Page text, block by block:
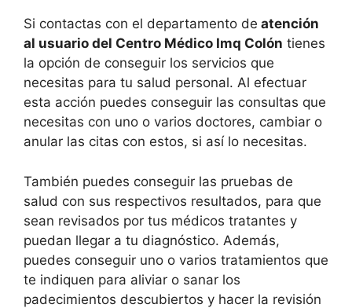
Si contactas con el departamento de atención
al usuario del Centro Médico Imq Colón tienes
la opción de conseguir los servicios que
necesitas para tu salud personal. Al efectuar
esta acción puedes conseguir las consultas que
necesitas con uno o varios doctores, cambiar o
anular las citas con estos, si así lo necesitas.
También puedes conseguir las pruebas de
salud con sus respectivos resultados, para que
sean revisados por tus médicos tratantes y
puedan llegar a tu diagnóstico. Además,
puedes conseguir uno o varios tratamientos que
te indiquen para aliviar o sanar los
padecimientos descubiertos y hacer la revisión